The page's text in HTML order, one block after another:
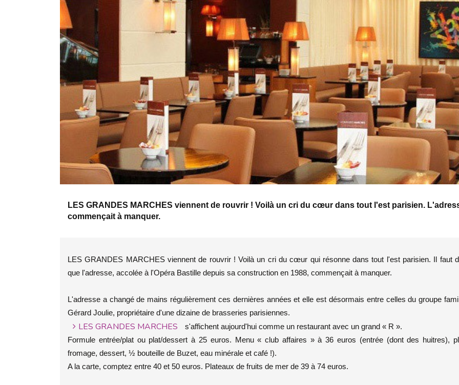
LES GRANDES MARCHES viennent de rouvrir ! Voilà un cri du cœur dans tout l'est parisien.
commençait à manquer.
LES GRANDES MARCHES viennent de rouvrir ! Voilà un cri du cœur qui résonne dans tout l'est parisien. Il faut
que l'adresse, accolée à l'Opéra Bastille depuis sa construction en 1988, commençait à manquer.
L'adresse a changé de mains régulièrement ces dernières années et elle est désormais entre celles du groupe
Gérard Joulie, propriétaire d'une dizaine de brasseries parisiennes.
LES GRANDES MARCHES
s'affichent aujourd'hui comme un restaurant avec un grand « R ».
Formule entrée/plat ou plat/dessert à 25 euros. Menu « club affaires » à 36 euros (entrée (dont des huitres),
fromage, dessert, ½ bouteille de Buzet, eau minérale et café !).
A la carte, comptez entre 40 et 50 euros. Plateaux de fruits de mer de 39 à 74 euros.